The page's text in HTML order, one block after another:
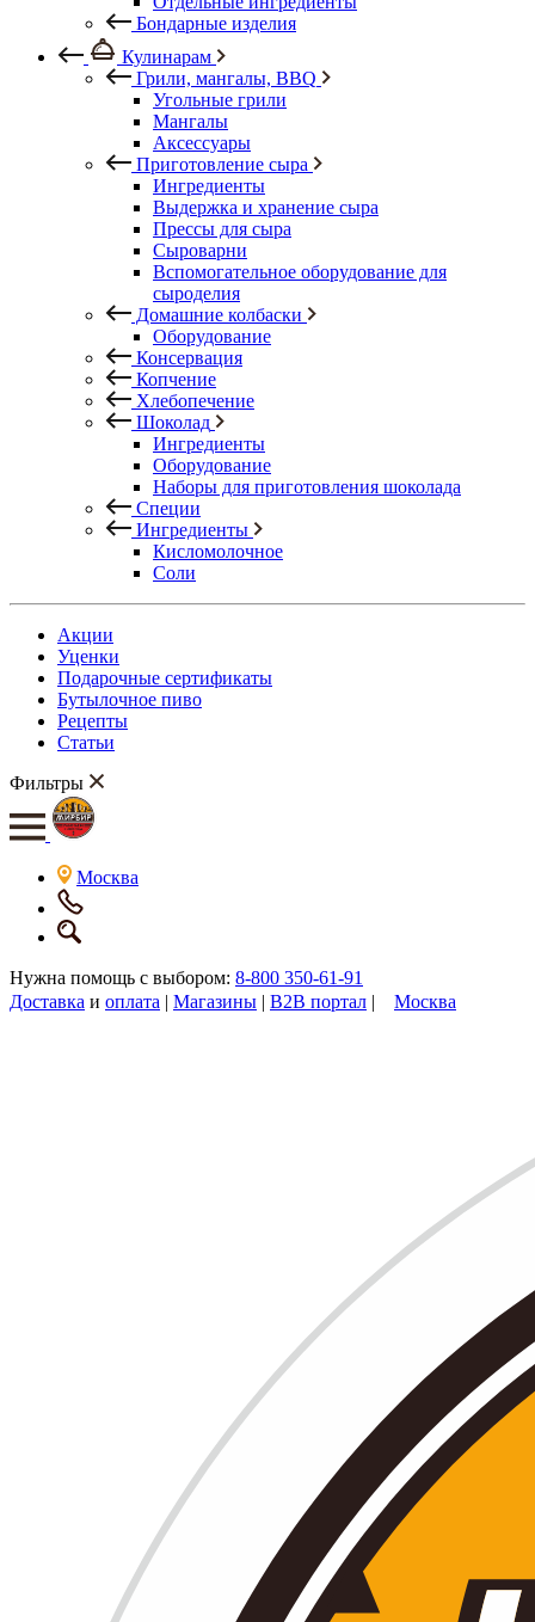
Бондарные изделия
Кулинарам
Грили, мангалы, BBQ
Угольные грили
Мангалы
Аксессуары
Приготовление сыра
Ингредиенты
Выдержка и хранение сыра
Прессы для сыра
Сыроварни
Вспомогательное оборудование для
сыроделия
Домашние колбаски
Оборудование
Консервация
Копчение
Хлебопечение
Шоколад
Ингредиенты
Оборудование
Наборы для приготовления шоколада
Специи
Ингредиенты
Кисломолочное
Соли
Акции
Уценки
Подарочные сертификаты
Бутылочное пиво
Рецепты
Статьи
Фильтры
Москва
Нужна помощь с выбором: 8-800 350-61-91
Доставка и оплата | Магазины | B2B портал | Москва